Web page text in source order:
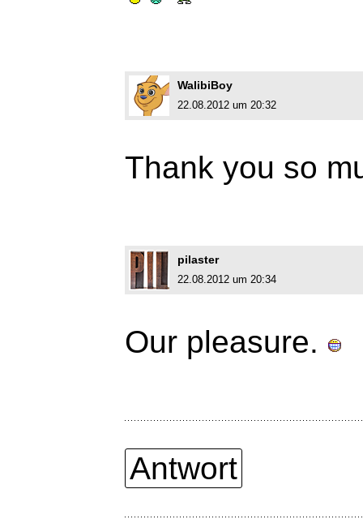
WalibiBoy
22.08.2012 um 20:32
Thank you so
pilaster
22.08.2012 um 20:34
Our pleasure.
Antwort